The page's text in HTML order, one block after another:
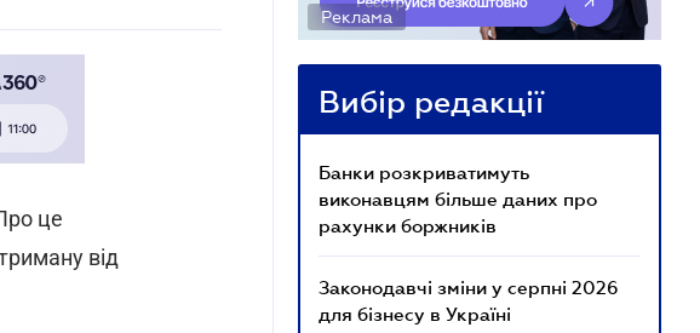
це
від
Реклама
Вибір редакції
Банки розкриватимуть
виконавцям більше даних про
рахунки боржників
Законодавчі зміни у серпні 2026
для бізнесу в Україні